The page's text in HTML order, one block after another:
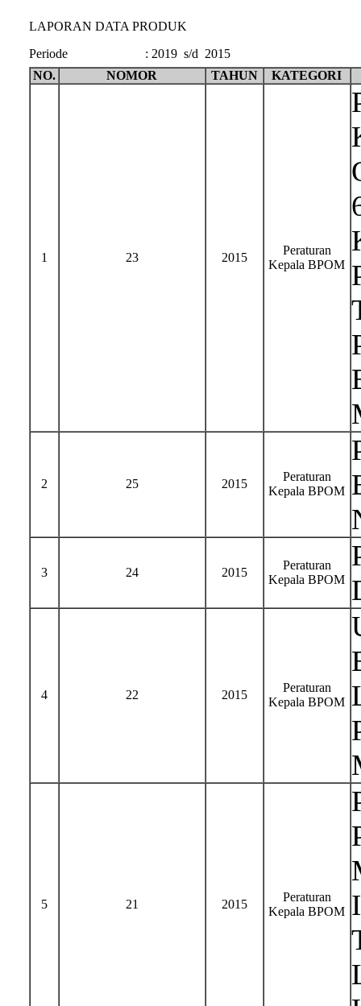
LAPORAN DATA PRODUK
Periode
: 2019 s/d 2015
NO.
NOMOR TAHUN KATEGORI
1 23 2015
Peraturan
Kepala BPOM
2 25 2015
Peraturan
Kepala BPOM
3 24 2015
Peraturan
Kepala BPOM
4 22 2015
Peraturan
Kepala BPOM
5 21 2015
Peraturan
Kepala BPOM